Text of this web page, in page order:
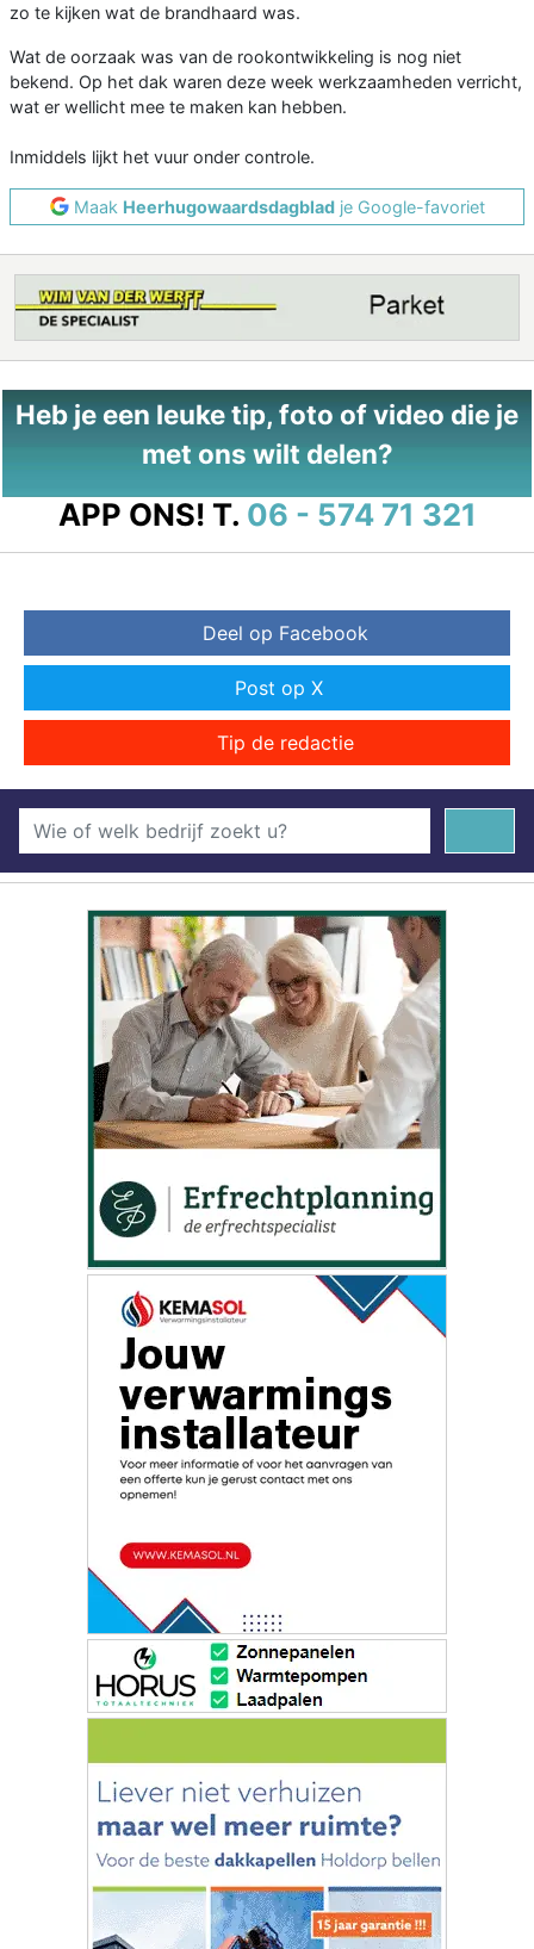
zo te kijken wat de brandhaard was.
Wat de oorzaak was van de rookontwikkeling is nog niet
bekend. Op het dak waren deze week werkzaamheden verricht,
wat er wellicht mee te maken kan hebben.
Inmiddels lijkt het vuur onder controle.
Maak Heerhugowaardsdagbladje Google-favoriet
Heb je een leuke tip, foto of video die je
met ons wilt delen?
APP ONS! T. 06 - 574 71 321
Deel op Facebook
Post op X
Tip de redactie